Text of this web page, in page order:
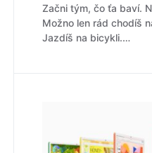
Začni tým, čo ťa baví.
Možno len rád chodíš
Jazdíš na bicykli.…